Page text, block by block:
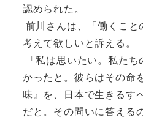
認められた。
前川さんは、「働くこ
考えて欲しいと訴える。
「私は思いたい。私た
かったと。彼らはその命
味』を、日本で生きるす
だと。その問いに答える